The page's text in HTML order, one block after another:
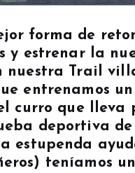
forma de
y estrenar la
nuestra Trail
entrenamos
curro que lleva
deportiva
estupenda
teníamos